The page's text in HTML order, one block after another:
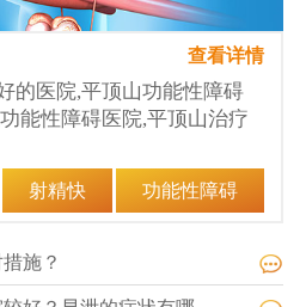
查看详情
的医院,平顶山功能性障碍
能性障碍医院,平顶山治疗
射精快 功能性障碍
施？